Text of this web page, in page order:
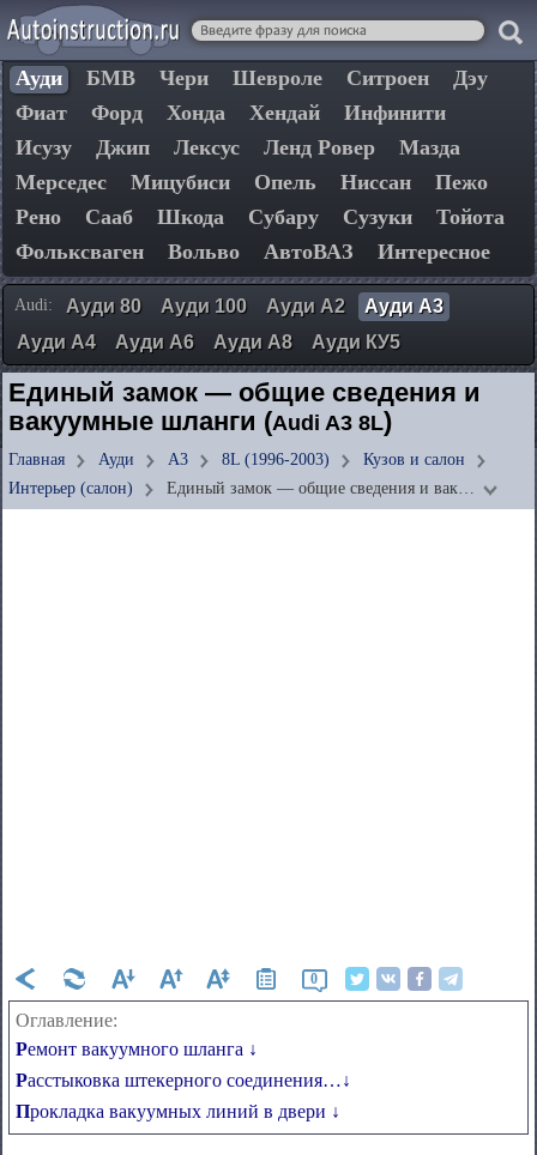
Ауди БМВ Чери Шевроле Ситроен
Дэу
Фиат
Форд Хонда Хендай
Инфинити
Исузу
Джип Лексус Ленд Ровер
Мазда
Мерседес
Мицубиси Опель Ниссан
Пежо
Рено
Сааб Шкода Субару Сузуки
Тойота
Фольксваген
Вольво АвтоВАЗ Интересное
Audi: Ауди 80 Ауди 100 Ауди А2
Ауди А3
Ауди А4
Ауди А6 Ауди А8 Ауди КУ5
Единый замок — общие сведения и
вакуумные шланги (Audi A3 8L)
Главная Ауди А3 8L (1996-2003)
Кузов и салон
Интерьер (салон)
Единый замок — общие сведения и вак…
0
Оглавление:
Ремонт вакуумного шланга ↓
Расстыковка штекерного соединения…↓
Прокладка вакуумных линий в двери ↓